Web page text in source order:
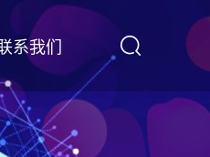
系我们